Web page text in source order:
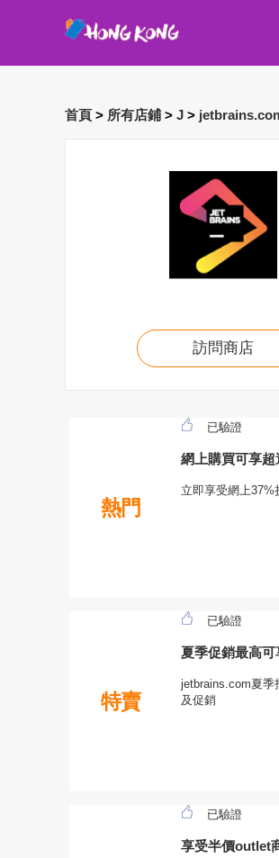
首頁 > 所有店鋪 > J >
訪問商店
熱門
已驗證
網上購買可享
立即享受網上
特賣
已驗證
夏季促銷最高可
jetbrains.com夏季
及促銷
已驗證
享受半價outlet